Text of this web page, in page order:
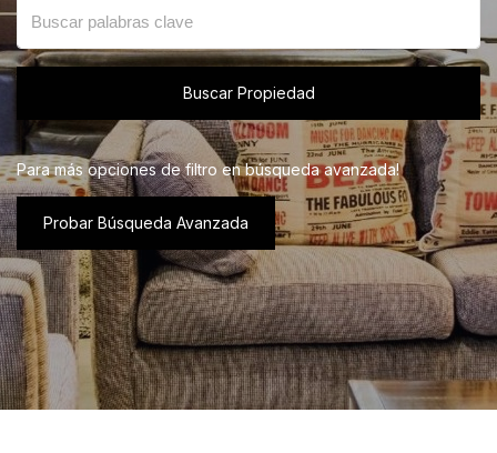
Buscar Propiedad
Para más opciones de filtro en búsqueda avanzada!
Probar Búsqueda Avanzada